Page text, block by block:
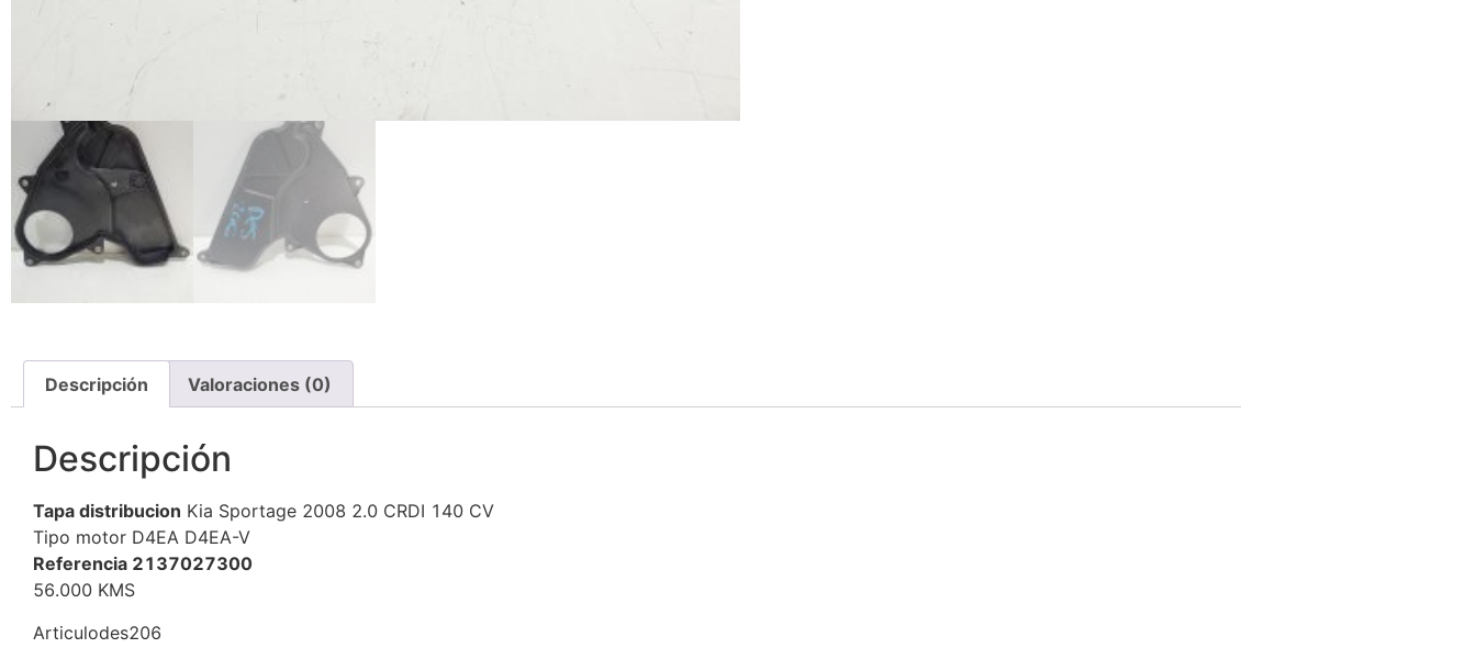
Descripción Valoraciones (0)
Descripción
Tapa distribucion Kia Sportage 2008 2.0 CRDI 140 CV
Tipo motor D4EA D4EA-V
Referencia 2137027300
56.000 KMS
Articulodes206